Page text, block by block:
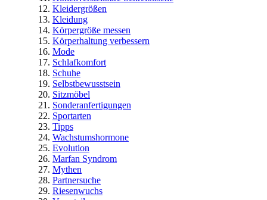
Kleidergrößen
Kleidung
Körpergröße messen
Körperhaltung verbessern
Mode
Schlafkomfort
Schuhe
Selbstbewusstsein
Sitzmöbel
Sonderanfertigungen
Sportarten
Tipps
Wachstumshormone
Evolution
Marfan Syndrom
Mythen
Partnersuche
Riesenwuchs